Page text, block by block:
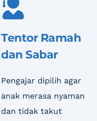
Tentor Ramah
dan Sabar
Pengajar dipilih agar
anak merasa nyaman
dan tidak takut